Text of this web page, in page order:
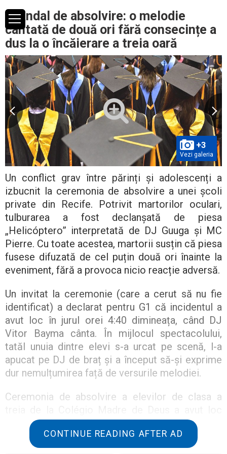
Scandal de absolvire: o melodie
cântată de două ori fără consecințe a
dus la o încăierare a treia oară
+3
Vezi galeria
Un conflict grav între părinți și adolescenți a
izbucnit la ceremonia de absolvire a unei școli
private din Recife. Potrivit martorilor oculari,
tulburarea a fost declanșată de piesa
„Helicóptero” interpretată de DJ Guuga și MC
Pierre. Cu toate acestea, martorii susțin că piesa
fusese difuzată de cel puțin două ori înainte la
eveniment, fără a provoca nicio reacție adversă.
Un invitat la ceremonie (care a cerut să nu fie
identificat) a declarat pentru G1 că incidentul a
avut loc în jurul orei 4:40 dimineața, când DJ
Vitor Bayma cânta. În mijlocul spectacolului,
tatăl unuia dintre elevi s-a urcat pe scenă, l-a
apucat pe DJ de braț și a început să-și exprime
dur nemulțumirea față de versurile melodiei.
Ceremonia de absolvire a elevilor de clasa a
sâmbătă seara (13) la sala de concerte Classic
Hall din Olinda. Potrivit martorilor oculari, în
timpul spectacolului, adolescenți au urcat pe
CONTINUE READING AFTER AD